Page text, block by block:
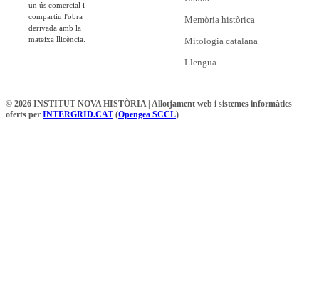
un ús comercial i
compartiu l'obra
derivada amb la
mateixa llicència.
Memòria històrica
Mitologia catalana
Llengua
© 2026 INSTITUT NOVA HISTÒRIA | Allotjament web i sistemes informàtics
oferts per INTERGRID.CAT (Opengea SCCL)